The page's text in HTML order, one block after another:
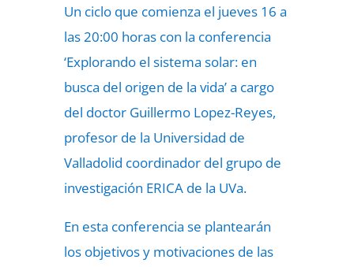
Un ciclo que comienza el jueves 16 a
las 20:00 horas con la conferencia
‘Explorando el sistema solar: en
busca del origen de la vida’ a cargo
del doctor Guillermo Lopez-Reyes,
profesor de la Universidad de
Valladolid coordinador del grupo de
investigación ERICA de la UVa.
En esta conferencia se plantearán
los objetivos y motivaciones de las